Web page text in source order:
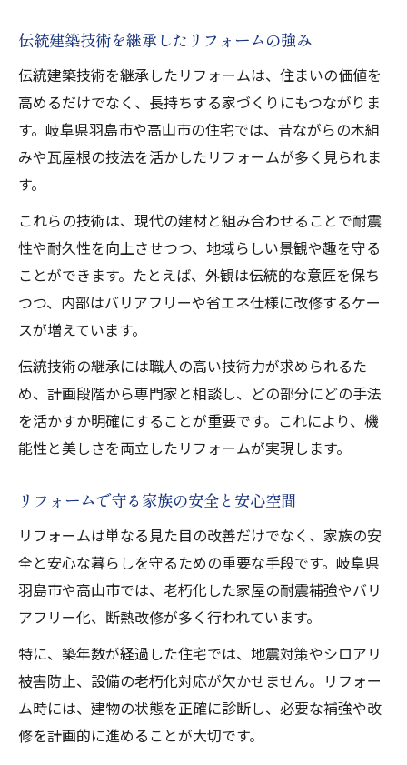
伝統建築技術を継承したリフォームの強み
伝統建築技術を継承したリフォームは、住まいの価値を
高めるだけでなく、長持ちする家づくりにもつながりま
す。岐阜県羽島市や高山市の住宅では、昔ながらの木組
みや瓦屋根の技法を活かしたリフォームが多く見られま
す。
これらの技術は、現代の建材と組み合わせることで耐震
性や耐久性を向上させつつ、地域らしい景観や趣を守る
ことができます。たとえば、外観は伝統的な意匠を保ち
つつ、内部はバリアフリーや省エネ仕様に改修するケー
スが増えています。
伝統技術の継承には職人の高い技術力が求められるた
め、計画段階から専門家と相談し、どの部分にどの手法
を活かすか明確にすることが重要です。これにより、機
能性と美しさを両立したリフォームが実現します。
リフォームで守る家族の安全と安心空間
リフォームは単なる見た目の改善だけでなく、家族の安
全と安心な暮らしを守るための重要な手段です。岐阜県
羽島市や高山市では、老朽化した家屋の耐震補強やバリ
アフリー化、断熱改修が多く行われています。
特に、築年数が経過した住宅では、地震対策やシロアリ
被害防止、設備の老朽化対応が欠かせません。リフォー
ム時には、建物の状態を正確に診断し、必要な補強や改
修を計画的に進めることが大切です。